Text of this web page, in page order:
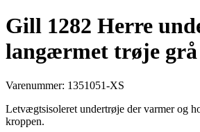
Gill 1282 Herre
langærmet trøje grå
Varenummer: 1351051-XS
Letvægtsisoleret undertrøje der varmer og
kroppen.